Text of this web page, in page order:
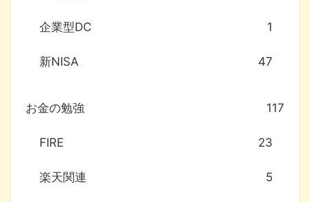
企業型DC 1
新NISA 47
お金の勉強 117
FIRE 23
楽天関連 5